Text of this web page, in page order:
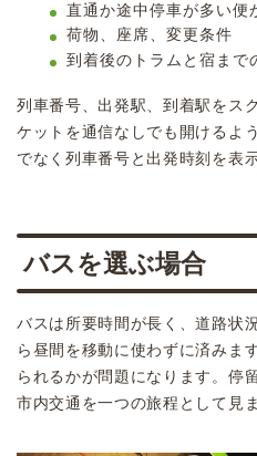
直通か途中停車が多い便
荷物、座席、変更条件
到着後のトラムと宿まで
列車番号、出発駅、到着駅をス
ケットを通信なしでも開けるよ
でなく列車番号と出発時刻を表
バスを選ぶ場合
バスは所要時間が長く、道路状
ら昼間を移動に使わずに済みま
られるかが問題になります。停
市内交通を一つの旅程として見ま